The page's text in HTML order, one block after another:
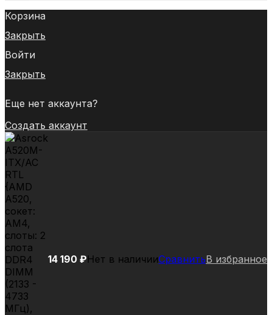
Корзина
Закрыть
Войти
Закрыть
Еще нет аккаунта?
Создать аккаунт
14 190 ₽Нет в наличииСравнитьВ избранное